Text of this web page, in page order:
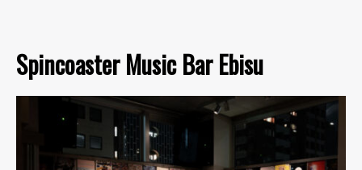
Spincoaster Music Bar Ebisu